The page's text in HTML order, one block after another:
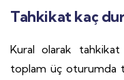
Tahkikat kaç
Kural olarak
toplam üç oturumda